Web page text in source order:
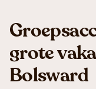
grote
Bolsward